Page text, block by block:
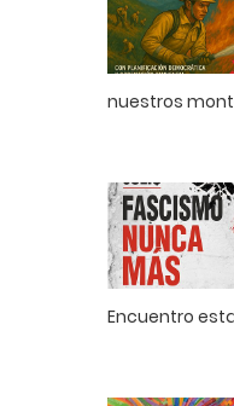
nuestros
Encuentro